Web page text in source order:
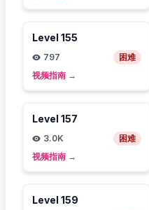
Level 155
797
困难
视频指南 →
Level 157
3.0K
困难
视频指南 →
Level 159